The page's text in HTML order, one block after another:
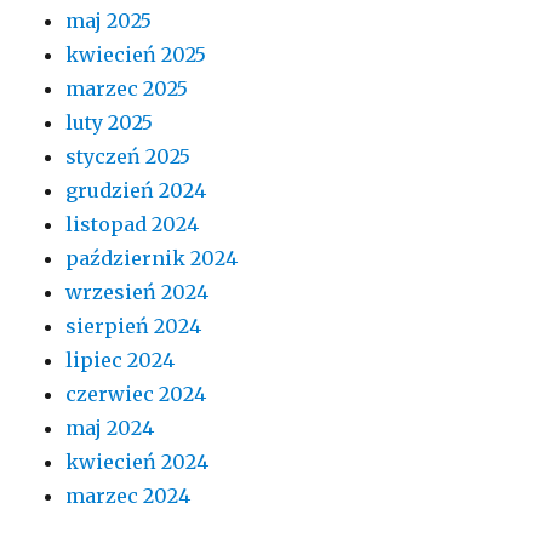
maj 2025
kwiecień 2025
marzec 2025
luty 2025
styczeń 2025
grudzień 2024
listopad 2024
październik 2024
wrzesień 2024
sierpień 2024
lipiec 2024
czerwiec 2024
maj 2024
kwiecień 2024
marzec 2024